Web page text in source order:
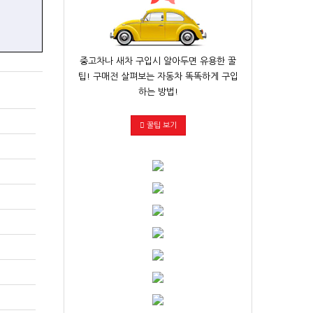
중고차나 새차 구입시 알아두면 유용한 꿀
팁! 구매전 살펴보는 자동차 똑똑하게 구입
하는 방법!
꿀팁 보기